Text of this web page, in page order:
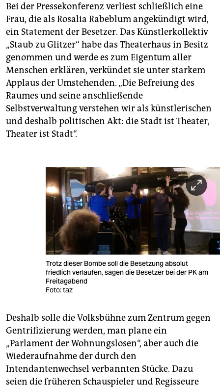
Bei der Pressekonferenz verliest schließlich eine
Frau, die als Rosalia Rabeblum angekündigt wird,
ein Statement der Besetzer. Das Künstlerkollektiv
„Staub zu Glitzer“ habe das Theaterhaus in Besitz
genommen und werde es zum Eigentum aller
Menschen erklären, verkündet sie unter starkem
Applaus der Umstehenden. „Die Befreiung des
Raumes und seine anschließende
Selbstverwaltung verstehen wir als künstlerischen
und deshalb politischen Akt: die Stadt ist Theater,
Theater ist Stadt“.
Trotz dieser Bombe soll die Besetzung absolut
friedlich verlaufen, sagen die Besetzer bei der PK am
Freitagabend
Foto: taz
Deshalb solle die Volksbühne zum Zentrum gegen
Gentrifizierung werden, man plane ein
„Parlament der Wohnungslosen“, aber auch die
Wiederaufnahme der durch den
Intendantenwechsel verbannten Stücke. Dazu
seien die früheren Schauspieler und Regisseure